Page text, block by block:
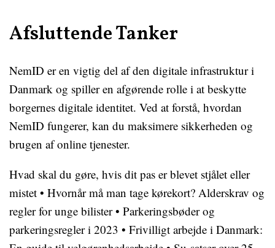
Afsluttende Tanker
NemID er en vigtig del af den digitale infrastruktur i
Danmark og spiller en afgørende rolle i at beskytte
borgernes digitale identitet. Ved at forstå, hvordan
NemID fungerer, kan du maksimere sikkerheden og
brugen af online tjenester.
Hvad skal du gøre, hvis dit pas er blevet stjålet eller
mistet • Hvornår må man tage kørekort? Alderskrav og
regler for unge bilister• Parkeringsbøder og
parkeringsregler i 2023 • Frivilligt arbejde i Danmark: